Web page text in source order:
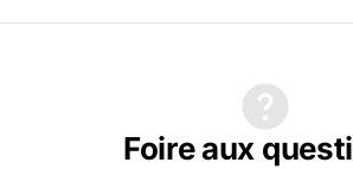
Foire aux